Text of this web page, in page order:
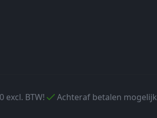
excl. BTW! Achteraf betalen mogelijk